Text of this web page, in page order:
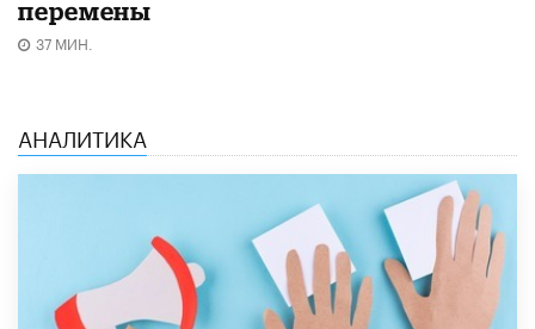
перемены
37 МИН.
АНАЛИТИКА